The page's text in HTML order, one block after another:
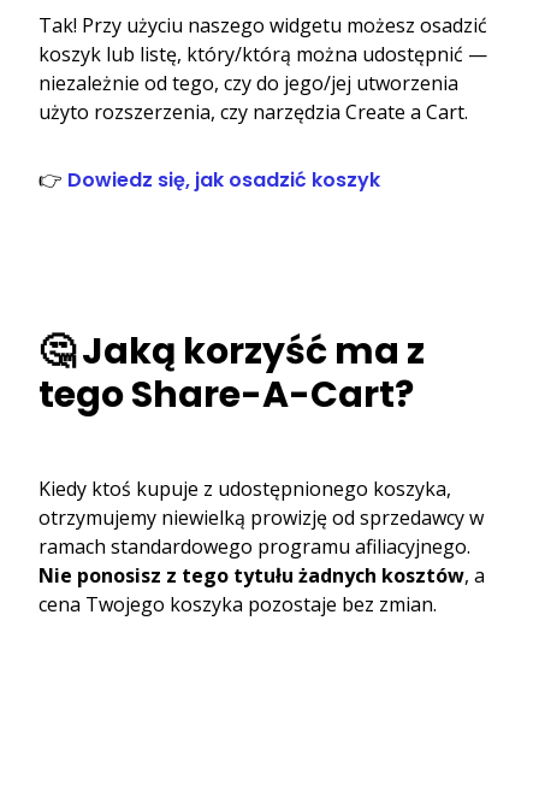
Tak! Przy użyciu naszego widgetu możesz osadzić
koszyk lub listę, który/którą można udostępnić —
niezależnie od tego, czy do jego/jej utworzenia
użyto rozszerzenia, czy narzędzia Create a Cart.
👉 Dowiedz się, jak osadzić koszyk
🤔 Jaką korzyść ma z
tego Share-A-Cart?
Kiedy ktoś kupuje z udostępnionego koszyka,
otrzymujemy niewielką prowizję od sprzedawcy w
ramach standardowego programu afiliacyjnego.
Nie ponosisz z tego tytułu żadnych kosztów, a
cena Twojego koszyka pozostaje bez zmian.